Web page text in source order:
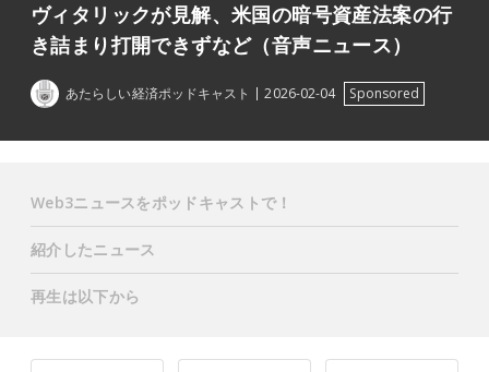
ヴィタリックが見解、米国の暗号資産法案の行
き詰まり打開できずなど（音声ニュース）
あたらしい経済ポッドキャスト 2026-02-04 Sponsored
Web3ニュースをポッドキャストで！
紹介したニュース
再生は以下から